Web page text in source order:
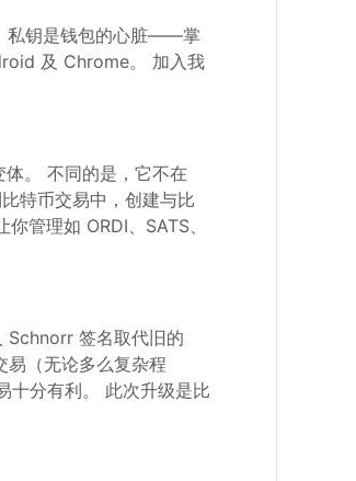
私钥是钱包的心脏——掌
及 Chrome。 加入我
。 不同的是，它不在
特币交易中，创建与比
管理如 ORDI、SATS、
Schnorr 签名取代旧的
（无论多么复杂程
十分有利。 此次升级是比